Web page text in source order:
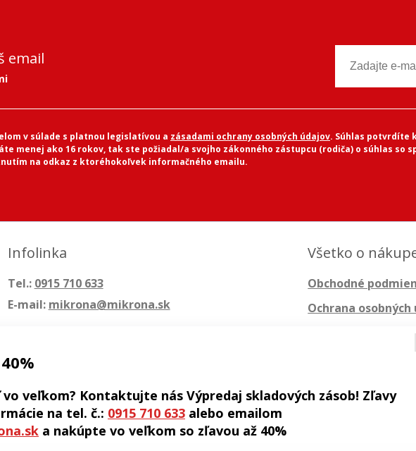
email
v súlade s platnou legislatívou a zásadami ochrany osobných údajov. Súhlas potvrdíte
menej ako 16 rokov, tak ste požiadal/a svojho zákonného zástupcu (rodiča) o súhlas so
na odkaz z ktoréhokoľvek informačného emailu.
Infolinka
Tel.: 0915 710 633
E-mail: mikrona@mikrona.sk
Všetko o
Obchodné
Ochrana osobných
veľkom? Kontaktujte nás Výpredaj skladových zásob! Zľavy
na tel. č.: 0915 710 633 alebo emailom
a nakúpte vo veľkom so zľavou až 40%